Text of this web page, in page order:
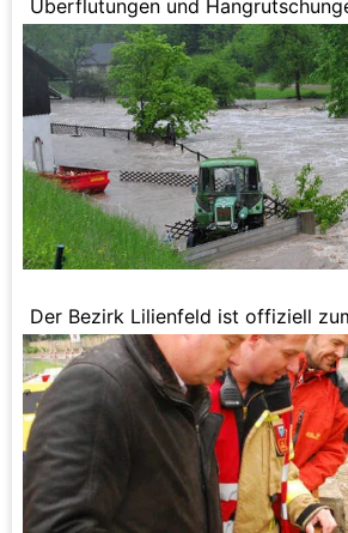
Überflutungen und
Amstetten.
Der Bezirk Lilienfeld ist offiziell
Katastrophengebiet erklärt